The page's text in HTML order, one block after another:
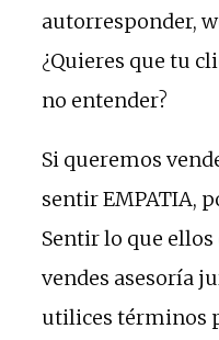
autorresponder,
¿Quieres que tu
no entender?
Si queremos
sentir EMPATIA,
Sentir lo que
vendes asesoría
utilices términos